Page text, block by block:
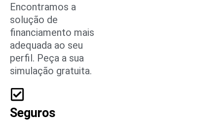
Encontramos a
solução de
financiamento mais
adequada ao seu
perfil. Peça a sua
simulação gratuita.
Seguros